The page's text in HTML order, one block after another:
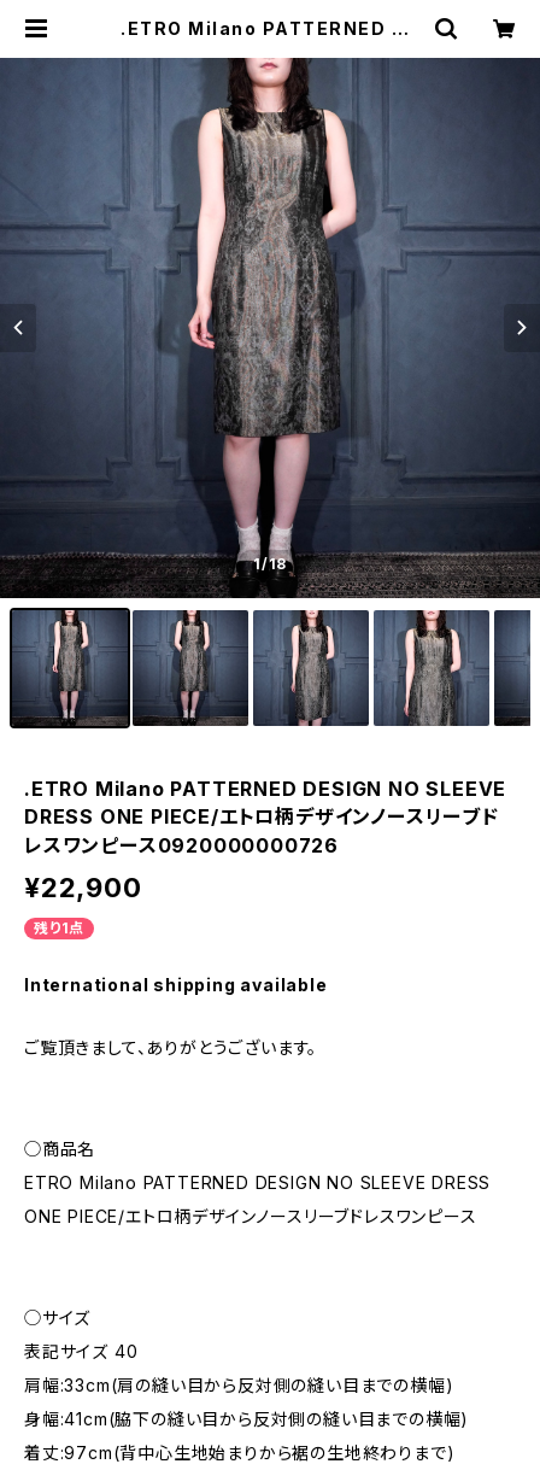
.ETRO Milano PATTERNED DE
PIECE/エトロ柄デザインノースリー
ブドレスワンピース09200000007
26 | Titti Vintage
1/18
.ETRO Milano PATTERNED DESIGN NO SLEEVE
DRESS ONE PIECE/エトロ柄デザインノースリーブド
レスワンピース0920000000726
¥22,900
残り1点
International shipping available
ご覧頂きまして、ありがとうございます。
◯商品名
ETRO Milano PATTERNED DESIGN NO SLEEVE DRESS
ONE PIECE/エトロ柄デザインノースリーブドレスワンピース
◯サイズ
表記サイズ 40
肩幅:33cm(肩の縫い目から反対側の縫い目までの横幅)
身幅:41cm(脇下の縫い目から反対側の縫い目までの横幅)
着丈:97cm(背中心生地始まりから裾の生地終わりまで)